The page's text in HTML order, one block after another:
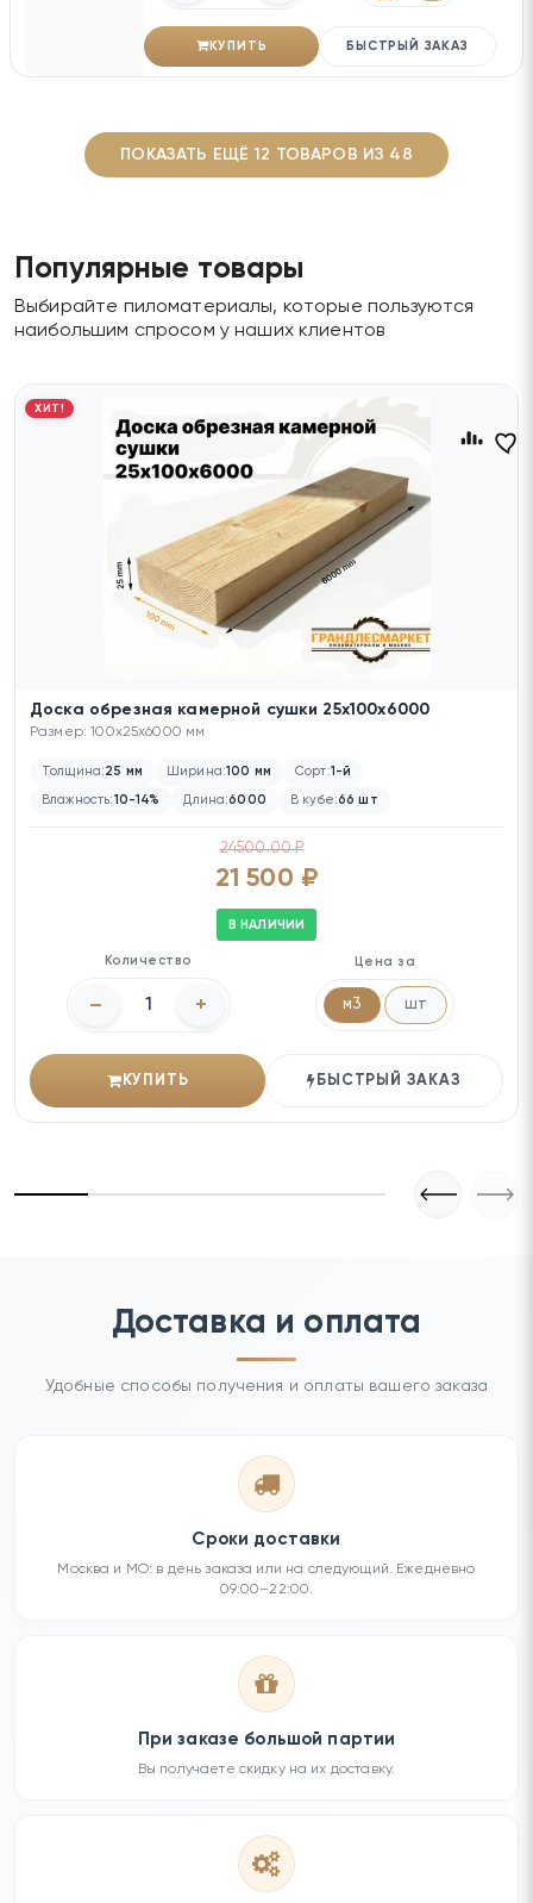
КУПИТЬ БЫСТРЫЙ ЗАКАЗ
ПОКАЗАТЬ ЕЩЁ 12 ТОВАРОВ ИЗ 48
Популярные товары
Выбирайте пиломатериалы, которые пользуются
наибольшим спросом у наших клиентов
ХИТ!
Доска обрезная камерной сушки 25х100х6000
Размер: 100x25x6000 мм
Толщина:25 мм Ширина:100 мм Сорт:1-й
Влажность:10-14% Длина:6000 В кубе:66 шт
24500.00 ₽
21 500 ₽
В НАЛИЧИИ
Количество
– +
Цена за
м3 шт
КУПИТЬ БЫСТРЫЙ ЗАКАЗ
Доставка и оплата
Удобные способы получения и оплаты вашего заказа
Сроки доставки
Москва и МО: в день заказа или на следующий. Ежедневно
09:00–22:00.
При заказе большой партии
Вы получаете скидку на их доставку.